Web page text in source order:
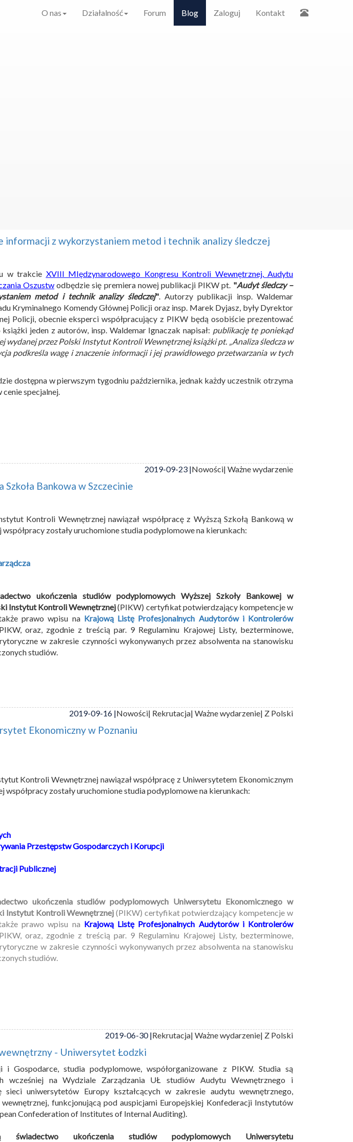
O nas Działalność Forum Blog Zaloguj Kontakt
informacji z wykorzystaniem metod i technik analizy śledczej
w trakcie XVIII MIędzynarodowego Kongresu Kontroli Wewnętrznej, Audytu
Oszustwodbędzie się premiera nowej publikacji PIKW pt. "Audyt śledczy –
metod i technik analizy śledczej". Autorzy publikacji insp. Waldemar
Kryminalnego Komendy Głównej Policji oraz insp. Marek Dyjasz, były Dyrektor
Policji, obecnie eksperci współpracujący z PIKW będą osobiście prezentować
jeden z autorów, insp. Waldemar Ignaczak napisał: publikację tę poniekąd
wydanej przez Polski Instytut Kontroli Wewnętrznej książki pt. „Analiza śledcza w
podkreśla wagę i znaczenie informacji i jej prawidłowego przetwarzania w tych
dostępna w pierwszym tygodniu października, jednak każdy uczestnik otrzyma
specjalnej.
2019-09-23 |Nowości| Ważne wydarzenie
Bankowa w Szczecinie
Kontroli Wewnętrznej nawiązał współpracę z Wyższą Szkołą Bankową w
zostały uruchomione studia podyplomowe na kierunkach:
ukończenia studiów podyplomowych Wyższej Szkoły Bankowej w
Instytut Kontroli Wewnętrznej(PIKW) certyfikat potwierdzający kompetencje w
prawo wpisu na Krajową Listę Profesjonalnych Audytorów i Kontrolerów
oraz, zgodnie z treścią par. 9 Regulaminu Krajowej Listy, bezterminowe,
w zakresie czynności wykonywanych przez absolwenta na stanowisku
studiów.
2019-09-16 |Nowości| Rekrutacja| Ważne wydarzenie| Z Polski
Ekonomiczny w Poznaniu
Kontroli Wewnętrznej nawiązał współpracę z Uniwersytetem Ekonomicznym
współpracy zostały uruchomione studia podyplomowe na kierunkach:
Przestępstw Gospodarczych i Korupcji
Publicznej
ukończenia studiów podyplomowych Uniwersytetu Ekonomicznego w
Instytut Kontroli Wewnętrznej (PIKW) certyfikat potwierdzający kompetencje w
prawo wpisu na Krajową Listę Profesjonalnych Audytorów i Kontrolerów
oraz, zgodnie z treścią par. 9 Regulaminu Krajowej Listy, bezterminowe,
w zakresie czynności wykonywanych przez absolwenta na stanowisku
studiów.
2019-06-30 |Rekrutacja| Ważne wydarzenie| Z Polski
- Uniwersytet Łodzki
Gospodarce, studia podyplomowe, współorganizowane z PIKW. Studia są
wcześniej na Wydziale Zarządzania UŁ studiów Audytu Wewnętrznego i
sieci uniwersytetów Europy kształcących w zakresie audytu wewnętrznego,
funkcjonującą pod auspicjami Europejskiej Konfederacji Instytutów
Confederation of Institutes of Internal Auditing).
świadectwo ukończenia studiów podyplomowych Uniwersytetu